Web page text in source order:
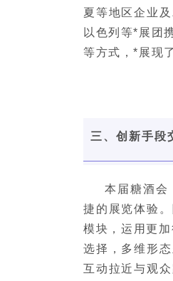
夏等地区企业
以色列等*展团
等方式，*展现
三、创新手段
本届糖酒会
捷的展览体验
模块，运用更
选择，多维形
互动拉近与观